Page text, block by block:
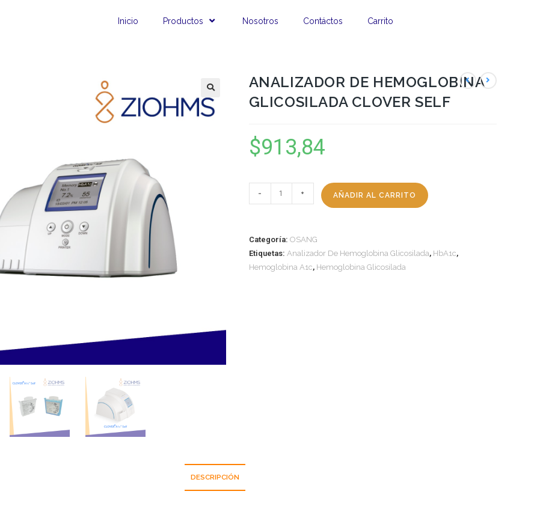
Inicio Productos Nosotros Contáctos Carrito
ANALIZADOR DE HEMOGLOBINA
GLICOSILADA CLOVER SELF
$913,84
- + AÑADIR AL CARRITO
Categoría: OSANG
Etiquetas: Analizador De Hemoglobina Glicosilada, HbA1c,
Hemoglobina A1c, Hemoglobina Glicosilada
DESCRIPCIÓN